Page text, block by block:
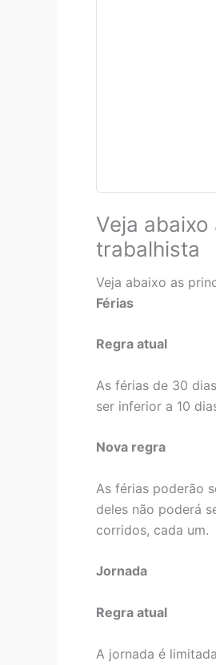
Veja
trabalhista
Veja abaixo as
Férias
Regra atual
As férias de 30
ser inferior a 10
Nova regra
As férias poderão
deles não poderá
corridos, cada um.
Jornada
Regra atual
A jornada é